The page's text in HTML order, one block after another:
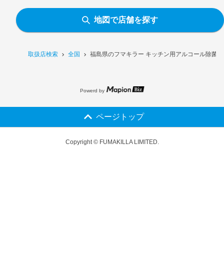
取扱店検索 全国 福島県のフマキラー キッチン用アルコール除菌
地図で店舗を探す
Powerd by
ページトップ
Copyright © FUMAKILLA LIMITED.